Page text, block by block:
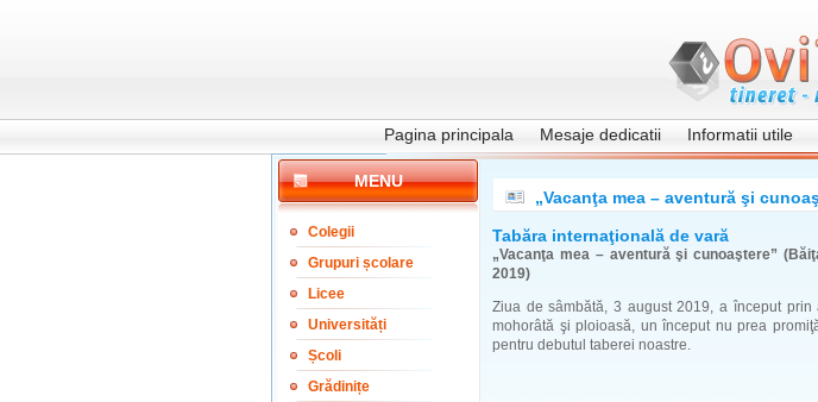
Pagina principala Mesaje dedicatii Informatii utile
MENU
Colegii
Grupuri școlare
Licee
Universități
Școli
Grădinițe
„Vacanţa mea – aventură şi
Tabăra internaţională de vară
„Vacanţa mea – aventură şi cunoaştere”
2019)
Ziua de sâmbătă, 3 august 2019, a început prin
mohorâtă şi ploioasă, un început nu prea
pentru debutul taberei noastre.